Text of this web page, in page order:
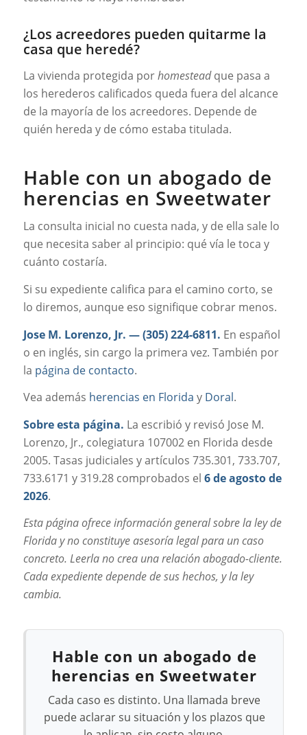
¿Los acreedores pueden quitarme la
casa que heredé?
La vivienda protegida porhomesteadque pasa a
los herederos calificados queda fuera del alcance
de la mayoría de los acreedores. Depende de
quién hereda y de cómo estaba titulada.
Hable con un abogado de
herencias en Sweetwater
La consulta inicial no cuesta nada, y de ella sale lo
que necesita saber al principio: qué vía le toca y
cuánto costaría.
Si su expediente califica para el camino corto, se
lo diremos, aunque eso signifique cobrar menos.
Jose M. Lorenzo, Jr. —(305) 224-6811. En español
o en inglés, sin cargo la primera vez. También por
la página de contacto.
Vea además herencias en Florida y Doral.
Sobre esta página. La escribió y revisó Jose M.
Lorenzo, Jr., colegiatura 107002 en Florida desde
2005. Tasas judiciales y artículos 735.301, 733.707,
733.6171 y 319.28 comprobados el 6 de agosto de
2026.
Esta página ofrece información general sobre la ley de
Florida y no constituye asesoría legal para un caso
concreto. Leerla no crea una relación abogado-cliente.
Cada expediente depende de sus hechos, y la ley
cambia.
Hable con un abogado de
herencias en Sweetwater
Cada caso es distinto. Una llamada breve
puede aclarar su situación y los plazos que